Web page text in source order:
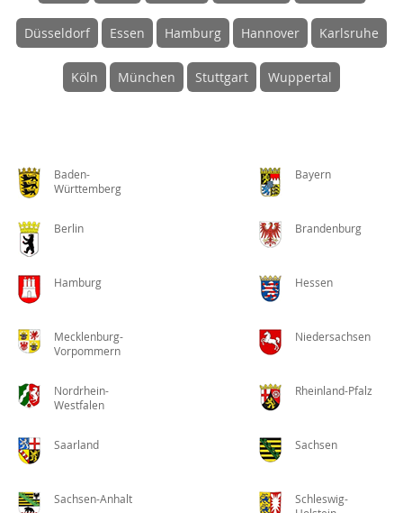
Düsseldorf Essen Hamburg Hannover Karlsruhe
Köln München Stuttgart Wuppertal
Baden-
Württemberg
Bayern
Berlin Brandenburg
Hamburg Hessen
Mecklenburg-
Vorpommern
Niedersachsen
Nordrhein-
Westfalen
Rheinland-Pfalz
Saarland Sachsen
Sachsen-Anhalt
Schleswig-